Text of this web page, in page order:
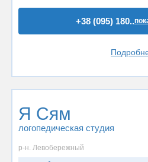
+38 (095) 180..
Я Сям
логопедическая студия
р-н. Левобережный